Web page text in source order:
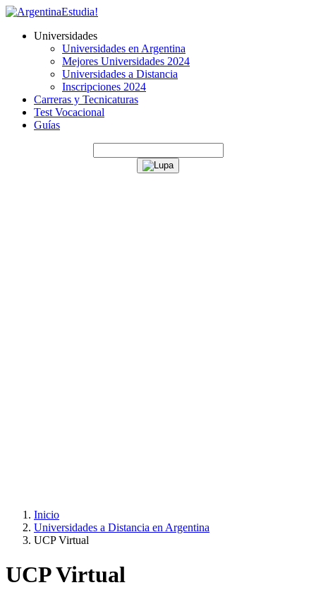
Universidades
Universidades en Argentina
Mejores Universidades 2024
Universidades a Distancia
Inscripciones 2024
Carreras y Tecnicaturas
Test Vocacional
Guías
Inicio
Universidades a Distancia en Argentina
UCP Virtual
UCP Virtual